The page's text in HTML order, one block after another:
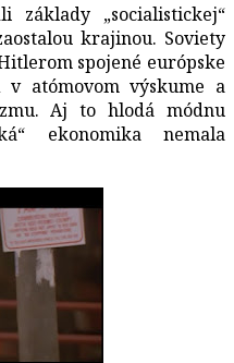
„socialistickej“
krajinou. Soviety
spojené európske
atómovom výskume a
Aj to hlodá módnu
ekonomika nemala